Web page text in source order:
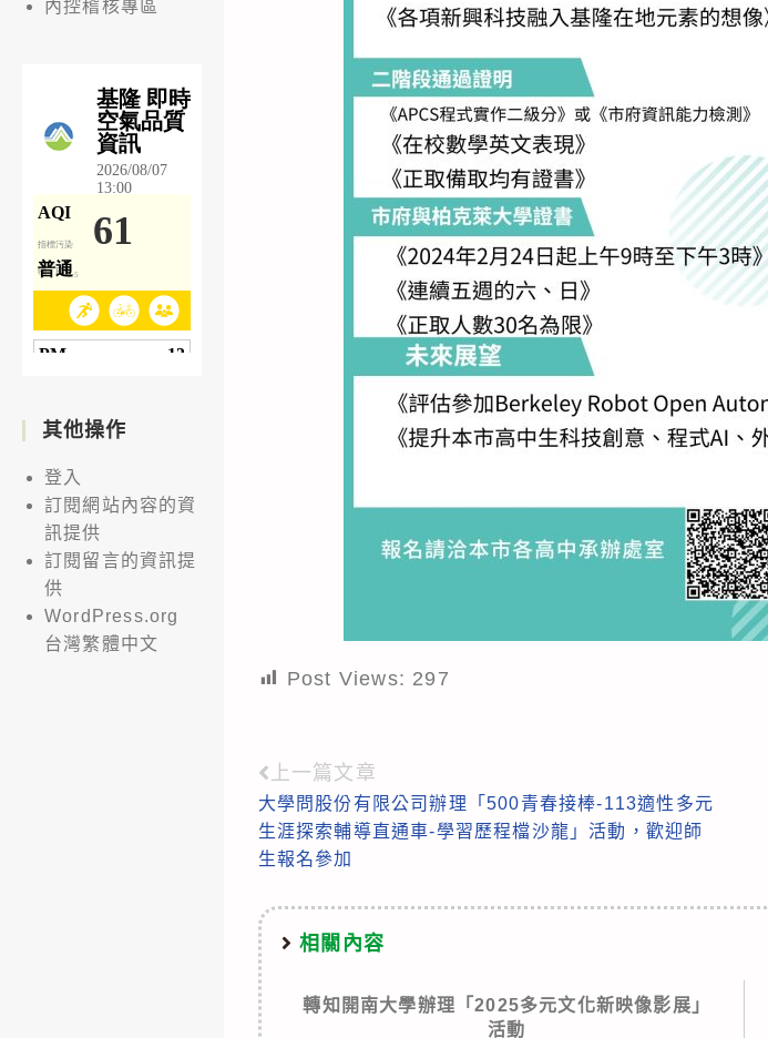
Post Views: 297
Read
more
articles
上一篇文章
大學問股份有限公司辦理「500青春接棒-113適性多元
生涯探索輔導直通車-學習歷程檔沙龍」活動，歡迎師
生報名參加
相關內容
轉知開南大學辦理「2025多元文化新映像影展」
活動
內控稽核專區
其他操作
登入
訂閱網站內容的資
訊提供
訂閱留言的資訊提
供
WordPress.org
台灣繁體中文